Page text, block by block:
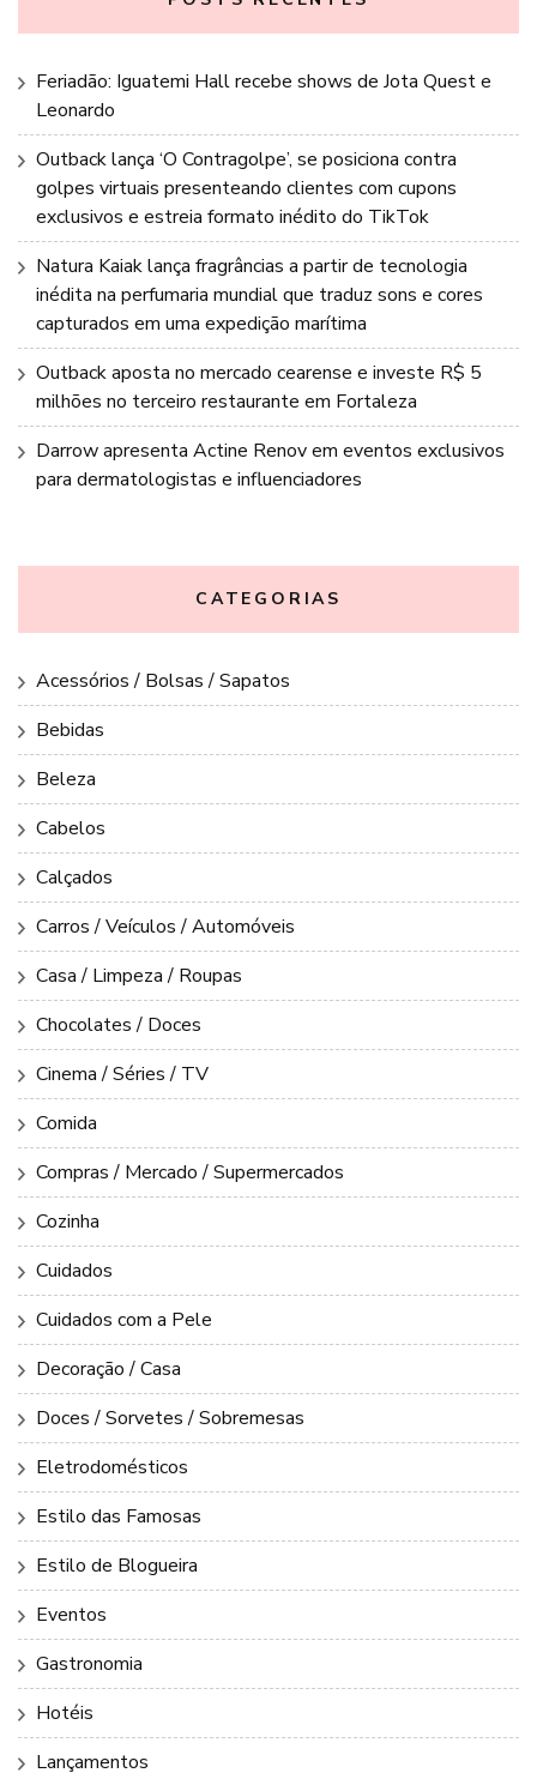
Feriadão: Iguatemi Hall recebe shows de Jota Quest e
Leonardo
Outback lança ‘O Contragolpe’, se posiciona contra
golpes virtuais presenteando clientes com cupons
exclusivos e estreia formato inédito do TikTok
Natura Kaiak lança fragrâncias a partir de tecnologia
inédita na perfumaria mundial que traduz sons e cores
capturados em uma expedição marítima
Outback aposta no mercado cearense e investe R$ 5
milhões no terceiro restaurante em Fortaleza
Darrow apresenta Actine Renov em eventos exclusivos
para dermatologistas e influenciadores
CATEGORIAS
Acessórios / Bolsas / Sapatos
Bebidas
Beleza
Cabelos
Calçados
Carros / Veículos / Automóveis
Casa / Limpeza / Roupas
Chocolates / Doces
Cinema / Séries / TV
Comida
Compras / Mercado / Supermercados
Cozinha
Cuidados
Cuidados com a Pele
Decoração / Casa
Doces / Sorvetes / Sobremesas
Eletrodomésticos
Estilo das Famosas
Estilo de Blogueira
Eventos
Gastronomia
Hotéis
Lançamentos